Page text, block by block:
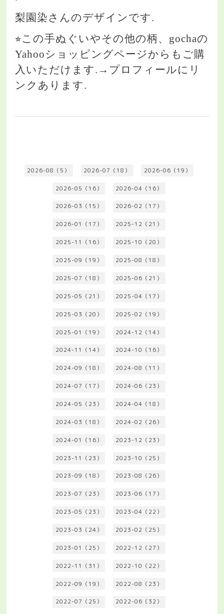
梨園染さんのデザインです.
⭐︎この手ぬぐいやその他の柄、gochaの
Yahooショッピングページからもご購
入いただけます.→プロフィールにリ
ンクあります.
2026-08（5） 2026-07（18） 2026-06（19）
2026-05（16） 2026-04（16）
2026-03（15） 2026-02（17）
2026-01（17） 2025-12（21）
2025-11（16） 2025-10（20）
2025-09（19） 2025-08（18）
2025-07（18） 2025-06（21）
2025-05（21） 2025-04（17）
2025-03（20） 2025-02（19）
2025-01（19） 2024-12（14）
2024-11（14） 2024-10（16）
2024-09（18） 2024-08（11）
2024-07（17） 2024-06（23）
2024-05（23） 2024-04（18）
2024-03（18） 2024-02（26）
2024-01（16） 2023-12（23）
2023-11（23） 2023-10（25）
2023-09（18） 2023-08（26）
2023-07（23） 2023-06（17）
2023-05（23） 2023-04（22）
2023-03（24） 2023-02（25）
2023-01（25） 2022-12（27）
2022-11（31） 2022-10（22）
2022-09（19） 2022-08（23）
2022-07（25） 2022-06（32）